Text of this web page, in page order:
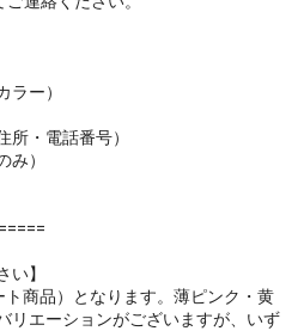
ラー）
所・電話番号）
み）
い】
商品）となります。薄ピンク・黄
リエーションがございますが、いず